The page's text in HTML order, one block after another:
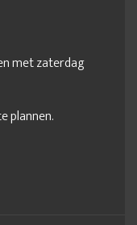
met zaterdag
plannen.